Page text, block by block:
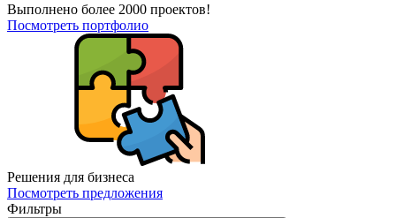
Выполнено более 2000 проектов!
Посмотреть портфолио
Решения для бизнеса
Посмотреть предложения
Фильтры